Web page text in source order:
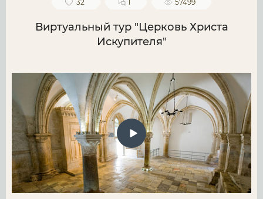
32 1 57499
Виртуальный тур "Церковь Христа
Искупителя"